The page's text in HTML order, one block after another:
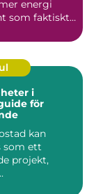
energi
som faktiskt
i
för
kan
som ett
projekt,